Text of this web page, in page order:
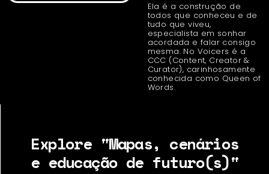
Ela é a construção de
todos que conheceu e de
tudo que viveu,
especialista em sonhar
acordada e falar consigo
mesma. No Voicers é a
CCC (Content, Creator &
Curator), carinhosamente
conhecida como Queen of
Words.
Explore "Mapas, cenários
e educação de futuro(s)"